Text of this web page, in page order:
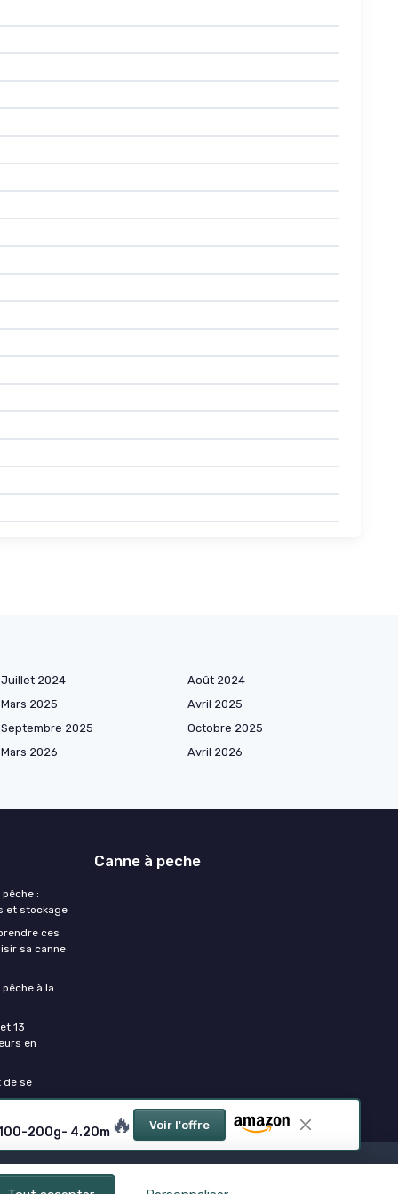
200g- 4.20m🔥 Voir l'offre
Juillet 2024
Août 2024
Mars 2025
Avril 2025
Septembre 2025
Octobre 2025
Mars 2026
Avril 2026
:
et stockage
ces
sa canne
à la
13
en
de se
Canne à peche